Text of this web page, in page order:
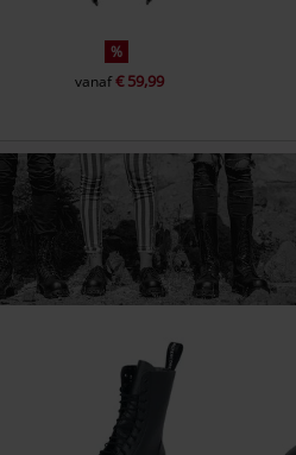
%
vanaf€ 59,99